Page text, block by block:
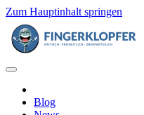
Zum Hauptinhalt springen
Blog